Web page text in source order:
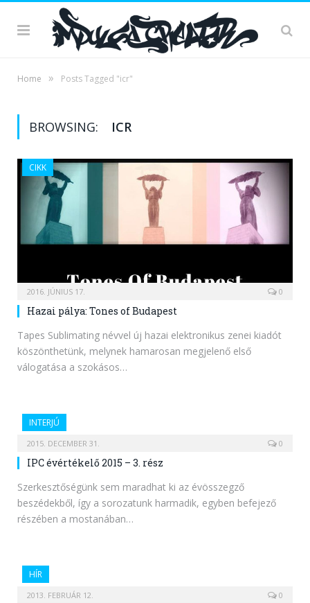
Home » Posts Tagged "icr"
BROWSING: ICR
CIKK
2016. JÚNIUS 17. 0
Hazai pálya: Tones of Budapest
Tapes Sublimating névvel új hazai elektronikus zenei kiadót
köszönthetünk, melynek hamarosan megjelenő első
válogatása a szokásos…
INTERJÚ
2015. DECEMBER 31. 0
IPC évértékelő 2015 – 3. rész
Szerkesztőségünk sem maradhat ki az évösszegző
beszédekből, így a sorozatunk harmadik, egyben befejező
részében a mostanában…
HÍR
2013. FEBRUÁR 12. 0